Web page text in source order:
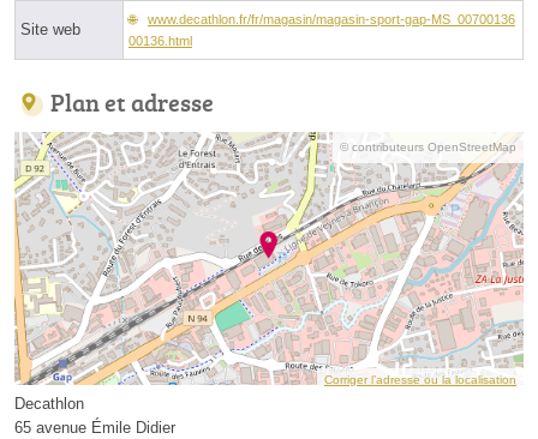
Site web
www.decathlon.fr/fr/magasin/magasin-sport-gap-MS_00700136
00136.html
Plan et adresse
© contributeurs OpenStreetMap
Corriger l’adresse ou la localisation
Decathlon
65 avenue Émile Didier